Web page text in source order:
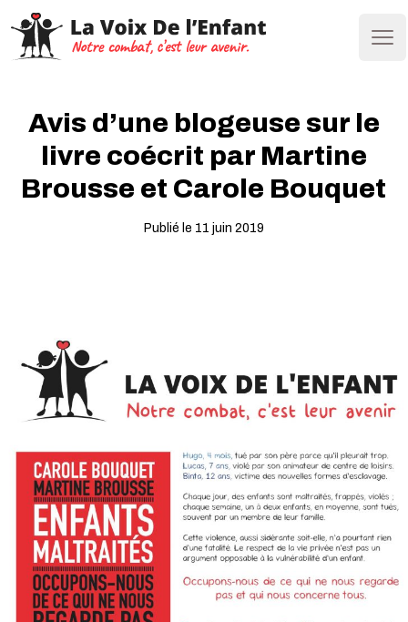
Avis d’une blogeuse sur le
livre coécrit par Martine
Brousse et Carole Bouquet
Publié le 11 juin 2019